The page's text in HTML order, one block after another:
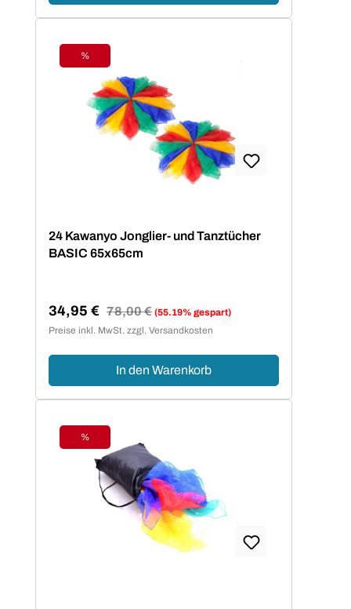
Rabatt
%
24 Kawanyo Jonglier- und Tanztücher
BASIC 65x65cm
Verkaufspreis:
34,95 € Regulärer Preis:
78,00 € (55.19% gespart)
Preise inkl. MwSt. zzgl. Versandkosten
In den Warenkorb
Rabatt
%